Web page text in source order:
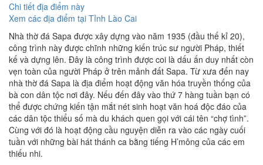
Chi tiết địa điểm này
Xem các địa điểm tại Tỉnh Lào Cai
Nhà thờ đá Sapa được xây dựng vào năm 1935 (đầu thế kỉ 20),
công trình này được chĩnh những kiến trúc sư người Pháp, thiết
kế và dựng lên. Đây là công trình được coi là dấu ấn duy nhất còn
vẹn toàn của người Pháp ở trên mảnh đất Sapa. Từ xưa đến nay
nhà thờ đá Sapa là địa điểm hoạt động văn hóa truyền thống của
bà con dân tộc nơi đây. Nếu đến đây vào thứ 7 hàng tuần bạn có
thể được chứng kiến tận mắt nét sinh hoạt văn hoá độc đáo của
các dân tộc thiểu số mà du khách quen gọi với cái tên “chợ tình”.
Cùng với đó là hoạt động cầu nguyện diễn ra vào các ngày cuối
tuần với những bài hát thánh ca bằng tiếng H’mông của các em
thiếu nhi.